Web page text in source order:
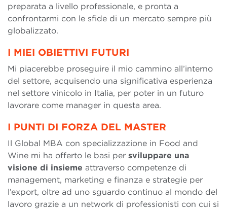
preparata a livello professionale, e pronta a
confrontarmi con le sfide di un mercato sempre più
globalizzato.
I MIEI OBIETTIVI FUTURI
Mi piacerebbe proseguire il mio cammino all’interno
del settore, acquisendo una significativa esperienza
nel settore vinicolo in Italia, per poter in un futuro
lavorare come manager in questa area.
I PUNTI DI FORZA DEL MASTER
Il Global MBA con specializzazione in Food and
Wine mi ha offerto le basi per sviluppare una
visione di insieme attraverso competenze di
management, marketing e finanza e strategie per
l’export, oltre ad uno sguardo continuo al mondo del
lavoro grazie a un network di professionisti con cui si